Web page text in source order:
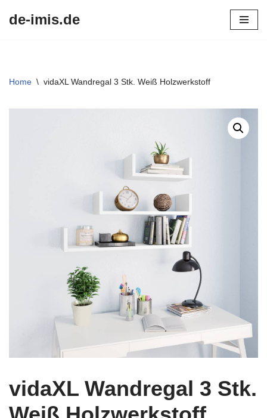
de-imis.de
Home \ vidaXL Wandregal 3 Stk. Weiß Holzwerkstoff
vidaXL Wandregal 3 Stk.